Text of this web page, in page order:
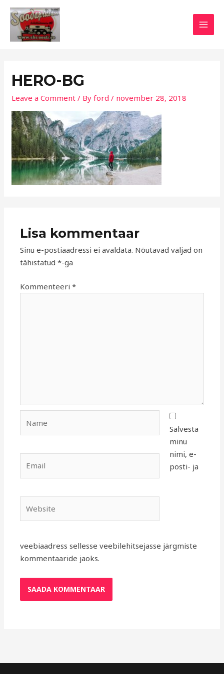
Skip
content
HERO-BG
Leave a Comment / Byford/ november 28, 2018
Lisa kommentaar
Sinu e-postiaadressi ei avaldata. Nõutavad väljad on
tähistatud*-ga
Kommenteeri*
Salvesta
minu
nimi, e-
posti- ja
veebiaadress sellesse veebilehitsejasse järgmiste
kommentaaride jaoks.